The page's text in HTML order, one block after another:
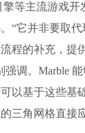
等主流游戏开
“它并非要取
程的补充，提
强调。Marble
以基于这些基
三角网格直接